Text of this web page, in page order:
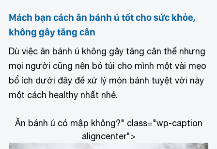
Mách bạn cách ăn bánh ú tốt cho sức khỏe,
không gây tăng cân
Dù việc ăn bánh ú không gây tăng cân thế nhưng
mọi người cũng nên bỏ túi cho mình một vài mẹo
bổ ích dưới đây để xử lý món bánh tuyệt vời này
một cách healthy nhất nhé.
Ăn bánh ú có mập không?" class="wp-caption
aligncenter">